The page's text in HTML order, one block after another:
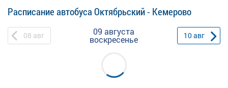
Расписание автобуса Октябрьский - Кемерово
08 авг 09 августа
воскресенье 10авг